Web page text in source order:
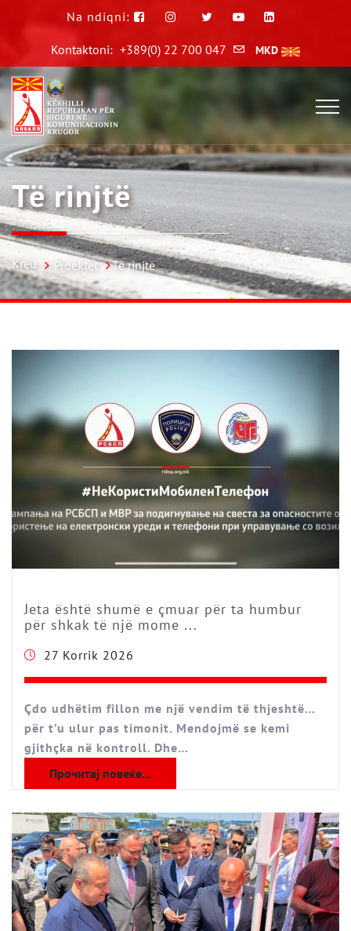
Na ndiqni:
Kontaktoni: +389(0) 22 700 047 MKD
Të rinjtë
Kreu Proektet Të rinjtë
Jeta është shumë e çmuar për ta humbur
për shkak të një mome ...
27 Korrik 2026
Çdo udhëtim fillon me një vendim të thjeshtë…
për t’u ulur pas timonit. Mendojmë se kemi
gjithçka në kontroll. Dhe…
Прочитај повеќе...